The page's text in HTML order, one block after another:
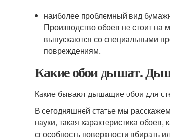
наиболее проблемный вид
Производство обоев не стоит на
выпускаются со специальными
повреждениям.
Какие обои дышат.
Какие бывают дышащие обои для
В сегодняшней статье мы
науки, такая характеристика
способность поверхности вбирать